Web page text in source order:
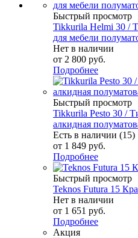
Быстрый просмотр
Tikkurila Helmi 30 /
для мебели
Нет в наличии
от 2 800 руб.
Подробнее
Быстрый просмотр
Tikkurila Pesto 30 /
алкидная
Есть в наличии (15)
от 1 849 руб.
Подробнее
Быстрый просмотр
Teknos Futura 15
Нет в наличии
от 1 651 руб.
Подробнее
Акция